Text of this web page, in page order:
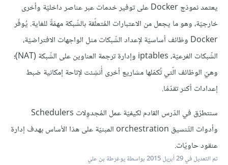
يعتمد نموذج Docker على توفير خدمات عبر عناصر داخليّة وأخرى
خارجيّة، وهو ما يجعل من الاعتبارات المُتعلّقة بالشّبكة مهمّةً للغاية. يُوفّر
Docker وظائف أساسيّة لإعداد الشّبكات مثل الواجهات الافتراضيّة،
الشّبكات الفرعيّة، iptables وإدارة ترجمة العناوين على الشّبكة (NAT)؛
وهيّ الوظائف الّتي تُكمّلها مشاريع أخرى أُنشِئت لإتاحة إمكانية ضبط
إعدادات أكثر تقدّمًا.
سنتطرّق في الدّرس القادم لكيفيّة عمل المُجدوِلات Schedulers
وأدوات التّنسيق orchestration المبنيّة على هذا الأساس بهدف إدارة
عنقود حاويّات.
تم التعديل في29 أبريل 2015 بواسطة يوغرطة بن علي